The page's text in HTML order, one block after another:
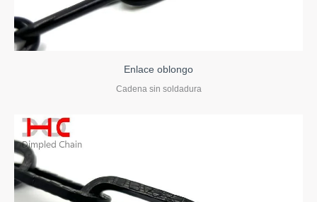
Enlace oblongo
Cadena sin soldadura